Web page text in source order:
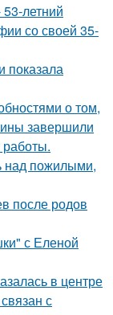
летний
со своей 35-
показала
о том,
завершили
работы.
над пожилыми,
после родов
с Еленой
в центре
с